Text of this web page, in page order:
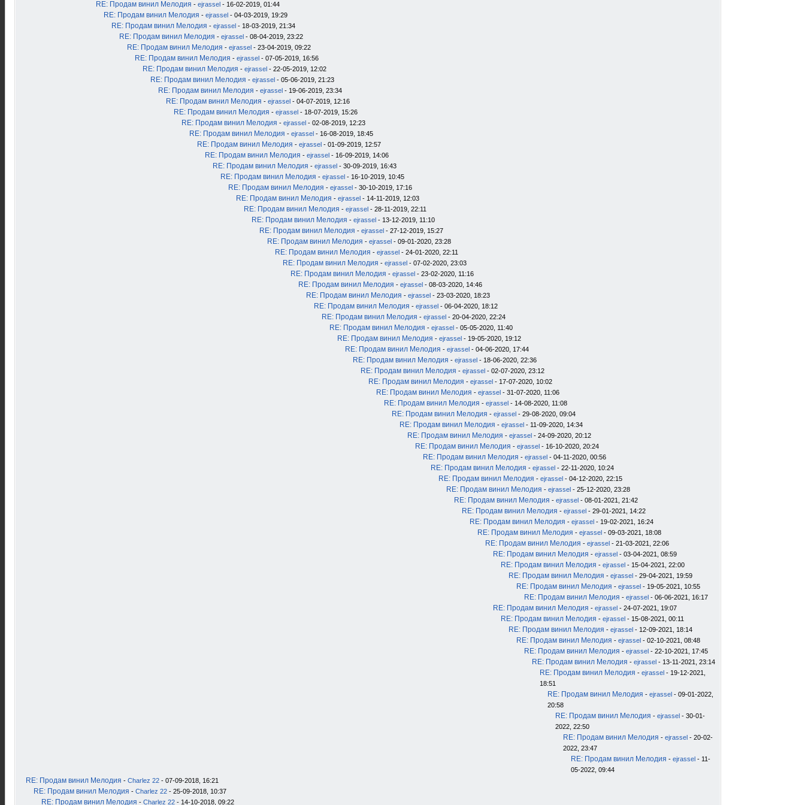
RE: Продам винил Мелодия - ejrassel - 16-02-2019, 01:44
RE: Продам винил Мелодия - ejrassel - 04-03-2019, 19:29
RE: Продам винил Мелодия - ejrassel - 18-03-2019, 21:34
RE: Продам винил Мелодия - ejrassel - 08-04-2019, 23:22
RE: Продам винил Мелодия - ejrassel - 23-04-2019, 09:22
RE: Продам винил Мелодия - ejrassel - 07-05-2019, 16:56
RE: Продам винил Мелодия - ejrassel - 22-05-2019, 12:02
RE: Продам винил Мелодия - ejrassel - 05-06-2019, 21:23
RE: Продам винил Мелодия - ejrassel - 19-06-2019, 23:34
RE: Продам винил Мелодия - ejrassel - 04-07-2019, 12:16
RE: Продам винил Мелодия - ejrassel - 18-07-2019, 15:26
RE: Продам винил Мелодия - ejrassel - 02-08-2019, 12:23
RE: Продам винил Мелодия - ejrassel - 16-08-2019, 18:45
RE: Продам винил Мелодия - ejrassel - 01-09-2019, 12:57
RE: Продам винил Мелодия - ejrassel - 16-09-2019, 14:06
RE: Продам винил Мелодия - ejrassel - 30-09-2019, 16:43
RE: Продам винил Мелодия - ejrassel - 16-10-2019, 10:45
RE: Продам винил Мелодия - ejrassel - 30-10-2019, 17:16
RE: Продам винил Мелодия - ejrassel - 14-11-2019, 12:03
RE: Продам винил Мелодия - ejrassel - 28-11-2019, 22:11
RE: Продам винил Мелодия - ejrassel - 13-12-2019, 11:10
RE: Продам винил Мелодия - ejrassel - 27-12-2019, 15:27
RE: Продам винил Мелодия - ejrassel - 09-01-2020, 23:28
RE: Продам винил Мелодия - ejrassel - 24-01-2020, 22:11
RE: Продам винил Мелодия - ejrassel - 07-02-2020, 23:03
RE: Продам винил Мелодия - ejrassel - 23-02-2020, 11:16
RE: Продам винил Мелодия - ejrassel - 08-03-2020, 14:46
RE: Продам винил Мелодия - ejrassel - 23-03-2020, 18:23
RE: Продам винил Мелодия - ejrassel - 06-04-2020, 18:12
RE: Продам винил Мелодия - ejrassel - 20-04-2020, 22:24
RE: Продам винил Мелодия - ejrassel - 05-05-2020, 11:40
RE: Продам винил Мелодия - ejrassel - 19-05-2020, 19:12
RE: Продам винил Мелодия - ejrassel - 04-06-2020, 17:44
RE: Продам винил Мелодия - ejrassel - 18-06-2020, 22:36
RE: Продам винил Мелодия - ejrassel - 02-07-2020, 23:12
RE: Продам винил Мелодия - ejrassel - 17-07-2020, 10:02
RE: Продам винил Мелодия - ejrassel - 31-07-2020, 11:06
RE: Продам винил Мелодия - ejrassel - 14-08-2020, 11:08
RE: Продам винил Мелодия - ejrassel - 29-08-2020, 09:04
RE: Продам винил Мелодия - ejrassel - 11-09-2020, 14:34
RE: Продам винил Мелодия - ejrassel - 24-09-2020, 20:12
RE: Продам винил Мелодия - ejrassel - 16-10-2020, 20:24
RE: Продам винил Мелодия - ejrassel - 04-11-2020, 00:56
RE: Продам винил Мелодия - ejrassel - 22-11-2020, 10:24
RE: Продам винил Мелодия - ejrassel - 04-12-2020, 22:15
RE: Продам винил Мелодия - ejrassel - 25-12-2020, 23:28
RE: Продам винил Мелодия - ejrassel - 08-01-2021, 21:42
RE: Продам винил Мелодия - ejrassel - 29-01-2021, 14:22
RE: Продам винил Мелодия - ejrassel - 19-02-2021, 16:24
RE: Продам винил Мелодия - ejrassel - 09-03-2021, 18:08
RE: Продам винил Мелодия - ejrassel - 21-03-2021, 22:06
RE: Продам винил Мелодия - ejrassel - 03-04-2021, 08:59
RE: Продам винил Мелодия - ejrassel - 15-04-2021, 22:00
RE: Продам винил Мелодия - ejrassel - 29-04-2021, 19:59
RE: Продам винил Мелодия - ejrassel - 19-05-2021, 10:55
RE: Продам винил Мелодия - ejrassel - 06-06-2021, 16:17
RE: Продам винил Мелодия - ejrassel - 24-07-2021, 19:07
RE: Продам винил Мелодия - ejrassel - 15-08-2021, 00:11
RE: Продам винил Мелодия - ejrassel - 12-09-2021, 18:14
RE: Продам винил Мелодия - ejrassel - 02-10-2021, 08:48
RE: Продам винил Мелодия - ejrassel - 22-10-2021, 17:45
RE: Продам винил Мелодия - ejrassel - 13-11-2021, 23:14
RE: Продам винил Мелодия - ejrassel - 19-12-2021,
18:51
RE: Продам винил Мелодия - ejrassel - 09-01-2022,
20:58
RE: Продам винил Мелодия - ejrassel - 30-01-
2022, 22:50
RE: Продам винил Мелодия - ejrassel - 20-02-
2022, 23:47
RE: Продам винил Мелодия - ejrassel - 11-
05-2022, 09:44
RE: Продам винил Мелодия - Charlez 22 - 07-09-2018, 16:21
RE: Продам винил Мелодия - Charlez 22 - 25-09-2018, 10:37
RE: Продам винил Мелодия - Charlez 22 - 14-10-2018, 09:22